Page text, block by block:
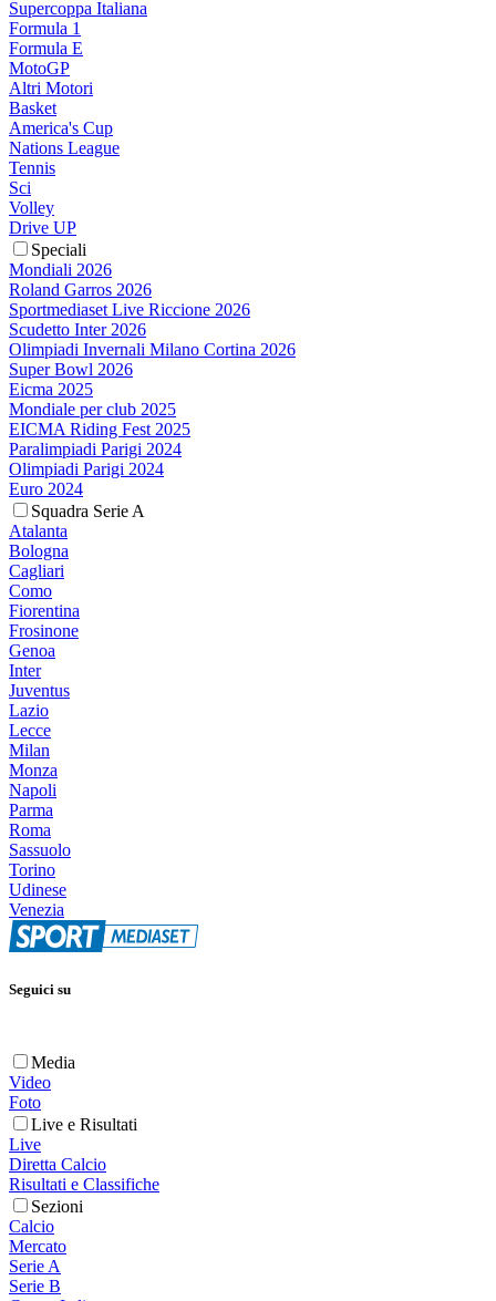
Supercoppa Italiana
Formula 1
Formula E
MotoGP
Altri Motori
Basket
America's Cup
Nations League
Tennis
Sci
Volley
Drive UP
Speciali
Mondiali 2026
Roland Garros 2026
Sportmediaset Live Riccione 2026
Scudetto Inter 2026
Olimpiadi Invernali Milano Cortina 2026
Super Bowl 2026
Eicma 2025
Mondiale per club 2025
EICMA Riding Fest 2025
Paralimpiadi Parigi 2024
Olimpiadi Parigi 2024
Euro 2024
Squadra Serie A
Atalanta
Bologna
Cagliari
Como
Fiorentina
Frosinone
Genoa
Inter
Juventus
Lazio
Lecce
Milan
Monza
Napoli
Parma
Roma
Sassuolo
Torino
Udinese
Venezia
Seguici su
Media
Video
Foto
Live e Risultati
Live
Diretta Calcio
Risultati e Classifiche
Sezioni
Calcio
Mercato
Serie A
Serie B